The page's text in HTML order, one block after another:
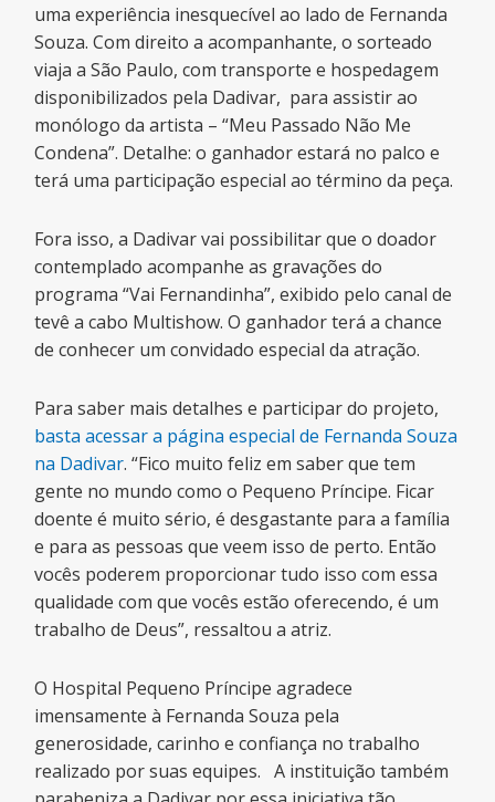
uma experiência inesquecível ao lado de Fernanda
Souza. Com direito a acompanhante, o sorteado
viaja a São Paulo, com transporte e hospedagem
disponibilizados pela Dadivar, para assistir ao
monólogo da artista – “Meu Passado Não Me
Condena”. Detalhe: o ganhador estará no palco e
terá uma participação especial ao término da peça.
Fora isso, a Dadivar vai possibilitar que o doador
contemplado acompanhe as gravações do
programa “Vai Fernandinha”, exibido pelo canal de
tevê a cabo Multishow. O ganhador terá a chance
de conhecer um convidado especial da atração.
Para saber mais detalhes e participar do projeto,
basta acessar a página especial de Fernanda Souza
na Dadivar. “Fico muito feliz em saber que tem
gente no mundo como o Pequeno Príncipe. Ficar
doente é muito sério, é desgastante para a família
e para as pessoas que veem isso de perto. Então
vocês poderem proporcionar tudo isso com essa
qualidade com que vocês estão oferecendo, é um
trabalho de Deus”, ressaltou a atriz.
O Hospital Pequeno Príncipe agradece
imensamente à Fernanda Souza pela
generosidade, carinho e confiança no trabalho
realizado por suas equipes. A instituição também